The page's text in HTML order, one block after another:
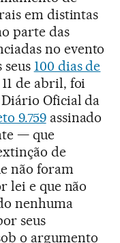
em distintas
parte das
no evento
seus 100 dias de
de abril, foi
Oficial da
9.759assinado
— que
de
não foram
lei e que não
nenhuma
seus
o argumento